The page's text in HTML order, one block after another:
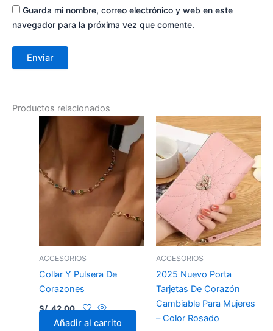
Guarda mi nombre, correo electrónico y web en este
navegador para la próxima vez que comente.
Productos relacionados
ACCESORIOS
Collar Y Pulsera De
Corazones
S/.42.00
Añadir al carrito
ACCESORIOS
2025 Nuevo Porta
Tarjetas De Corazón
Cambiable Para Mujeres
– Color Rosado